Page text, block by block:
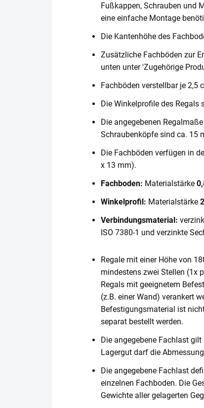
Fußkappen, Schrauben und
eine einfache Montage
Die Kantenhöhe des
Zusätzliche Fachböden zur
unten unter 'Zugehörige
Fachböden verstellbar je 2,5
Die Winkelprofile des Regals
Die angegebenen
Schraubenköpfe sind ca. 15
Die Fachböden verfügen in
x 13 mm).
Fachboden: Materialstärke
Winkelprofil: Materialstärke
Verbindungsmaterial:
ISO 7380-1 und verzinkte
Regale mit einer Höhe von
mindestens zwei Stellen (1x
Regals mit geeignetem
(z.B. einer Wand) verankert
Befestigungsmaterial ist
separat bestellt werden.
Die angegebene Fachlast
Lagergut darf die
Die angegebene Fachlast
einzelnen Fachboden. Die
Gewichte aller gelagerten